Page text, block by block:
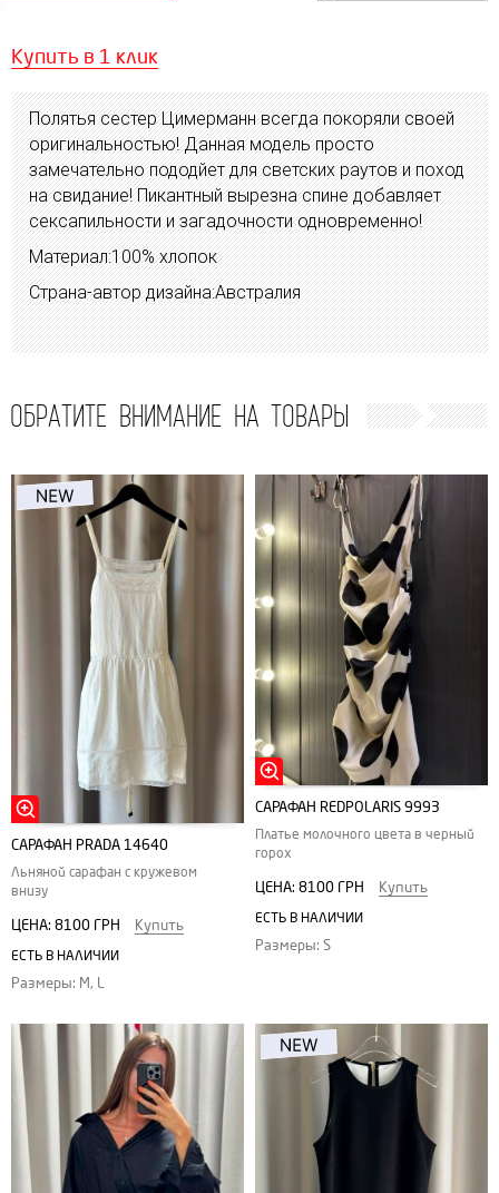
Купить в 1 клик
Полятья сестер Цимерманн всегда покоряли своей
оригинальностью! Данная модель просто
замечательно пододйет для светских раутов и поход
на свидание! Пикантный вырезна спине добавляет
сексапильности и загадочности одновременно!
Материал:100% хлопок
Страна-автор дизайна:Австралия
ОБРАТИТЕ ВНИМАНИЕ НА ТОВАРЫ
САРАФАН PRADA 14640
Льняной сарафан с кружевом
внизу
ЦЕНА: 8100 ГРН Купить
ЕСТЬ В НАЛИЧИИ
Размеры: M, L
САРАФАН REDPOLARIS 9993
Платье молочного цвета в черный
горох
ЦЕНА: 8100 ГРН Купить
ЕСТЬ В НАЛИЧИИ
Размеры: S